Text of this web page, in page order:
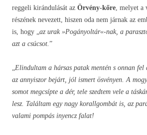
reggeli kirándulását az Örvény-kőre , melyet a
részének nevezett, hiszen oda nem járnak az
is, hogy „ az urak »Pogányoltár«-nak, a
azt a csúcsot. ”
Elindultam a hársas patak mentén s onnan fel
az annyiszor bejárt, jól ismert ösvényen. A
somot megcsípte a dér, tele szedtem vele a
lesz. Találtam egy nagy korallgombát is, az
valami pompás inyencz falat!